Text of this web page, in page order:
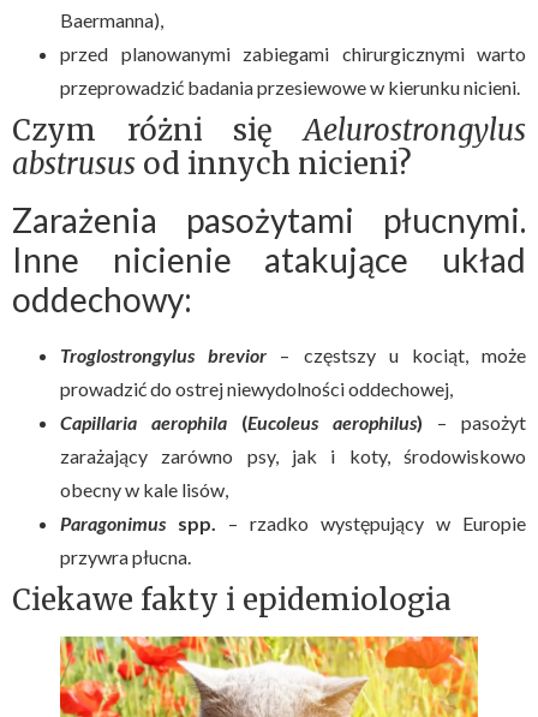
Baermanna),
przed planowanymi zabiegami chirurgicznymi warto
przeprowadzić badania przesiewowe w kierunku nicieni.
Czym różni sięAelurostrongylus
abstrusus od innych nicieni?
Zarażenia pasożytami płucnymi.
Inne nicienie atakujące układ
oddechowy:
Troglostrongylus brevior – częstszy u kociąt, może
prowadzić do ostrej niewydolności oddechowej,
Capillaria aerophila (Eucoleus aerophilus) – pasożyt
zarażający zarówno psy, jak i koty, środowiskowo
obecny w kale lisów,
Paragonimus spp. – rzadko występujący w Europie
przywra płucna.
Ciekawe fakty i epidemiologia